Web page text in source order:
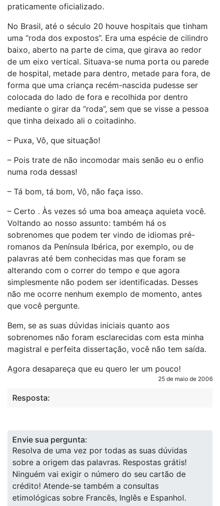
praticamente oficializado.
No Brasil, até o século 20 houve hospitais que tinham
uma “roda dos expostos”. Era uma espécie de cilindro
baixo, aberto na parte de cima, que girava ao redor
de um eixo vertical. Situava-se numa porta ou parede
de hospital, metade para dentro, metade para fora, de
forma que uma criança recém-nascida pudesse ser
colocada do lado de fora e recolhida por dentro
mediante o girar da “roda”, sem que se visse a pessoa
que tinha deixado ali o coitadinho.
– Puxa, Vô, que situação!
– Pois trate de não incomodar mais senão eu o enfio
numa roda dessas!
– Tá bom, tá bom, Vô, não faça isso.
– Certo . Às vezes só uma boa ameaça aquieta você.
Voltando ao nosso assunto: também há os
sobrenomes que podem ter vindo de idiomas pré-
romanos da Península Ibérica, por exemplo, ou de
palavras até bem conhecidas mas que foram se
alterando com o correr do tempo e que agora
simplesmente não podem ser identificadas. Desses
não me ocorre nenhum exemplo de momento, antes
que você pergunte.
Bem, se as suas dúvidas iniciais quanto aos
sobrenomes não foram esclarecidas com esta minha
magistral e perfeita dissertação, você não tem saída.
Agora desapareça que eu quero ler um pouco!
25 de maio de 2006
Resposta:
Envie sua pergunta:
Resolva de uma vez por todas as suas dúvidas
sobre a origem das palavras. Respostas grátis!
Ninguém vai exigir o número do seu cartão de
crédito! Atende-se também a consultas
etimológicas sobre Francês, Inglês e Espanhol.